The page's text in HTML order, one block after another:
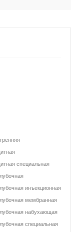
специальная
инъекционная
мембранная
набухающая
специальная